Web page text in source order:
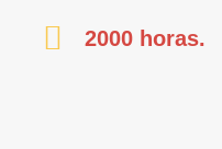
2000 horas.